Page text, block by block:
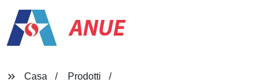
ANUE
Casa
Prodotti